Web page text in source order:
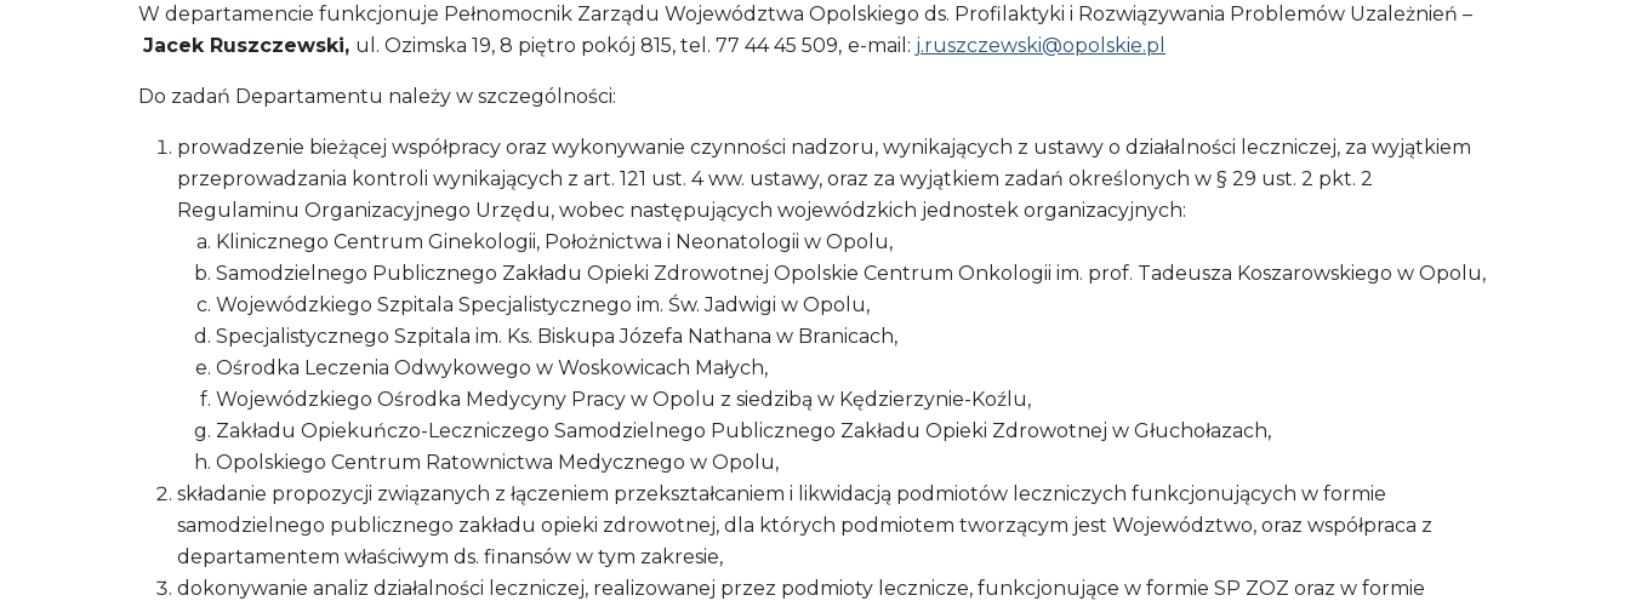
W departamencie funkcjonuje Pełnomocnik Zarządu Województwa Opolskiego ds. Profilaktyki i Rozwiązywania Problemów Uzależnień –
Jacek Ruszczewski, ul. Ozimska 19, 8 piętro pokój 815, tel. 77 44 45 509, e-mail: j.ruszczewski@opolskie.pl
Do zadań Departamentu należy w szczególności:
prowadzenie bieżącej współpracy oraz wykonywanie czynności nadzoru, wynikających z ustawy o działalności leczniczej, za wyjątkiem
przeprowadzania kontroli wynikających z art. 121 ust. 4 ww. ustawy, oraz za wyjątkiem zadań określonych w § 29 ust. 2 pkt. 2
Regulaminu Organizacyjnego Urzędu, wobec następujących wojewódzkich jednostek organizacyjnych:
Klinicznego Centrum Ginekologii, Położnictwa i Neonatologii w Opolu,
Samodzielnego Publicznego Zakładu Opieki Zdrowotnej Opolskie Centrum Onkologii im. prof. Tadeusza Koszarowskiego w Opolu,
Wojewódzkiego Szpitala Specjalistycznego im. Św. Jadwigi w Opolu,
Specjalistycznego Szpitala im. Ks. Biskupa Józefa Nathana w Branicach,
Ośrodka Leczenia Odwykowego w Woskowicach Małych,
Wojewódzkiego Ośrodka Medycyny Pracy w Opolu z siedzibą w Kędzierzynie-Koźlu,
Zakładu Opiekuńczo-Leczniczego Samodzielnego Publicznego Zakładu Opieki Zdrowotnej w Głuchołazach,
Opolskiego Centrum Ratownictwa Medycznego w Opolu,
składanie propozycji związanych z łączeniem przekształcaniem i likwidacją podmiotów leczniczych funkcjonujących w formie
samodzielnego publicznego zakładu opieki zdrowotnej, dla których podmiotem tworzącym jest Województwo, oraz współpraca z
departamentem właściwym ds. finansów w tym zakresie,
dokonywanie analiz działalności leczniczej, realizowanej przez podmioty lecznicze, funkcjonujące w formie SP ZOZ oraz w formie